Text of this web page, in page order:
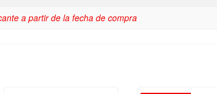
a partir de la fecha de compra